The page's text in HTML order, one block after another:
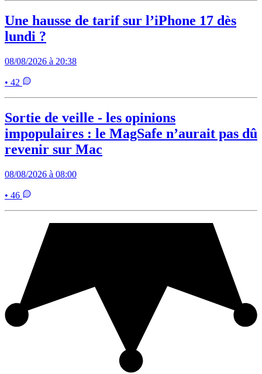
Une hausse de tarif sur l’iPhone 17 dès
lundi ?
08/08/2026 à 20:38
• 42
Sortie de veille - les opinions
impopulaires : le MagSafe n’aurait pas dû
revenir sur Mac
08/08/2026 à 08:00
• 46